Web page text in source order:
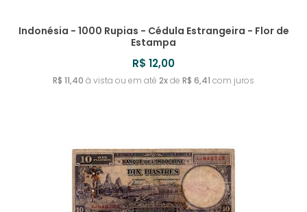
Indonésia - 1000 Rupias - Cédula Estrangeira - Flor de
Estampa
R$ 12,00
R$ 11,40 à vista ou em até 2xde R$ 6,41 com juros